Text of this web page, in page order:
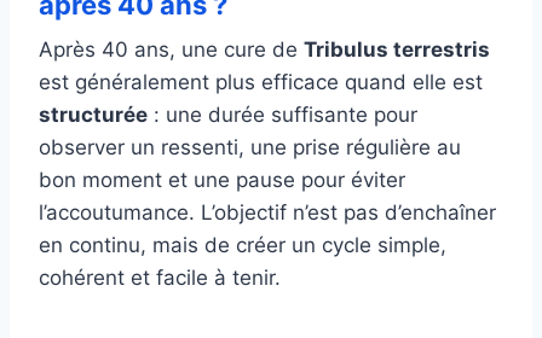
Après 40 ans, une cure de Tribulus terrestris
est généralement plus efficace quand elle est
structurée : une durée suffisante pour
observer un ressenti, une prise régulière au
bon moment et une pause pour éviter
l’accoutumance. L’objectif n’est pas d’enchaîner
en continu, mais de créer un cycle simple,
cohérent et facile à tenir.